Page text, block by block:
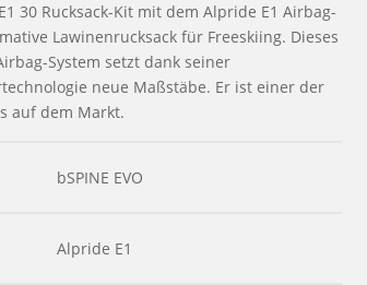
30 Rucksack-Kit mit dem Alpride E1 Airbag-
Lawinenrucksack für Freeskiing. Dieses
System setzt dank seiner
neue Maßstäbe. Er ist einer der
auf dem Markt.
bSPINE EVO
Alpride E1